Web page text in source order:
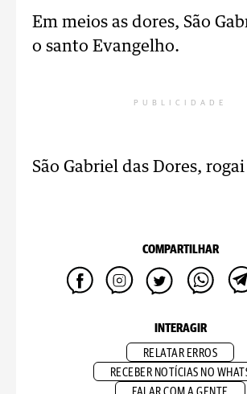
Em meios as dores, São
o santo Evangelho.
PUBLICIDADE
São Gabriel das Dores,
COMPARTILHAR
INTERAGIR
RELATAR ERROS
RECEBER NOTÍCIAS NO